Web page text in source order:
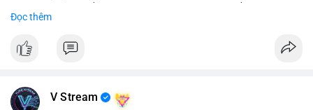
USD)
- Thời gian: 04:18
số đủ lớn để tạo áp lực thanh khoản tức thời. Hành vi này có
Đọc thêm
V Stream